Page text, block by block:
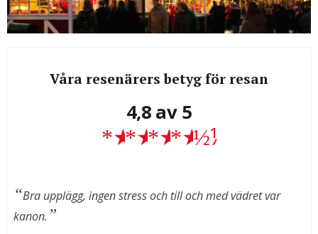
Våra resenärers betyg för resan
4,8 av 5
★★★★ ½
Bra upplägg, ingen stress och till och med vädret var
kanon.